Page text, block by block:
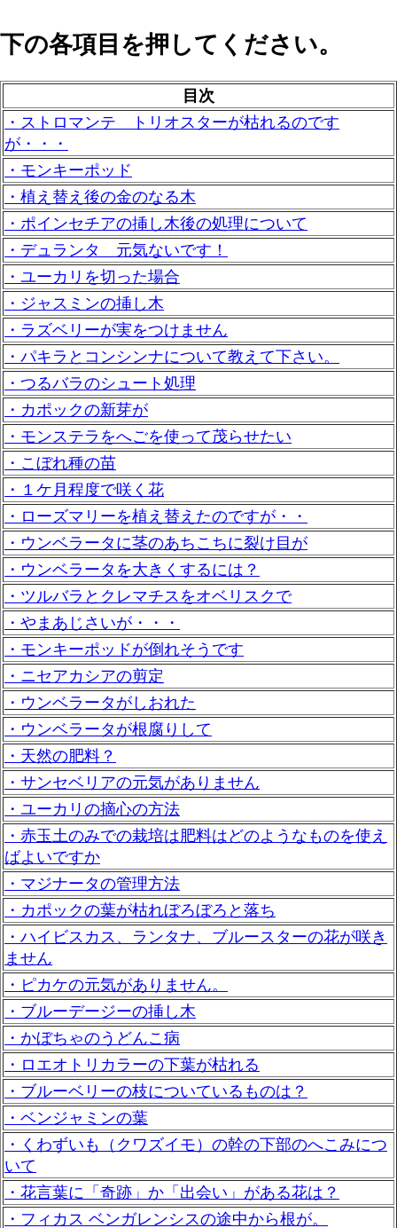
下の各項目を押してください。
目次
・ストロマンテ トリオスターが枯れるのです
が・・・
・モンキーポッド
・植え替え後の金のなる木
・ポインセチアの挿し木後の処理について
・デュランタ 元気ないです！
・ユーカリを切った場合
・ジャスミンの挿し木
・ラズベリーが実をつけません
・パキラとコンシンナについて教えて下さい。
・つるバラのシュート処理
・カポックの新芽が
・モンステラをへごを使って茂らせたい
・こぼれ種の苗
・１ケ月程度で咲く花
・ローズマリーを植え替えたのですが・・
・ウンベラータに茎のあちこちに裂け目が
・ウンベラータを大きくするには？
・ツルバラとクレマチスをオベリスクで
・やまあじさいが・・・
・モンキーポッドが倒れそうです
・ニセアカシアの剪定
・ウンベラータがしおれた
・ウンベラータが根腐りして
・天然の肥料？
・サンセベリアの元気がありません
・ユーカリの摘心の方法
・赤玉土のみでの栽培は肥料はどのようなものを使え
ばよいですか
・マジナータの管理方法
・カポックの葉が枯れぼろぼろと落ち
・ハイビスカス、ランタナ、ブルースターの花が咲き
ません
・ピカケの元気がありません。
・ブルーデージーの挿し木
・かぼちゃのうどんこ病
・ロエオトリカラーの下葉が枯れる
・ブルーベリーの枝についているものは？
・ベンジャミンの葉
・くわずいも（クワズイモ）の幹の下部のへこみにつ
いて
・花言葉に「奇跡」か「出会い」がある花は？
・フィカス ベンガレンシスの途中から根が。